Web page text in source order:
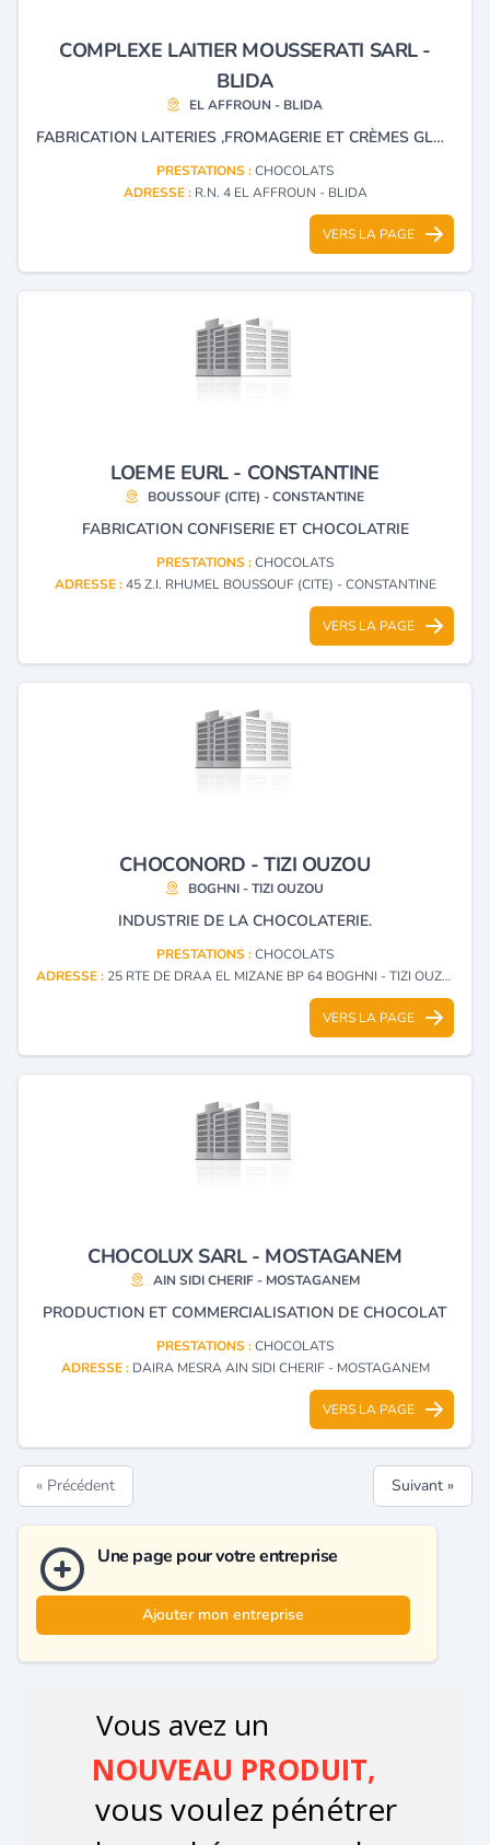
COMPLEXE LAITIER MOUSSERATI SARL -
BLIDA
EL AFFROUN - BLIDA
FABRICATION LAITERIES ,FROMAGERIE ET CRÈMES GLACÉE CHOCOLAT TARTINER
PRESTATIONS :CHOCOLATS
ADRESSE : R.N. 4 EL AFFROUN - BLIDA
VERS LA PAGE
LOEME EURL - CONSTANTINE
BOUSSOUF (CITE) - CONSTANTINE
FABRICATION CONFISERIE ET CHOCOLATRIE
PRESTATIONS :CHOCOLATS
ADRESSE :45 Z.I. RHUMEL BOUSSOUF (CITE) - CONSTANTINE
VERS LA PAGE
CHOCONORD - TIZI OUZOU
BOGHNI - TIZI OUZOU
INDUSTRIE DE LA CHOCOLATERIE.
PRESTATIONS :CHOCOLATS
ADRESSE : 25 RTE DE DRAA EL MIZANE BP 64 BOGHNI - TIZI OUZOU
VERS LA PAGE
CHOCOLUX SARL - MOSTAGANEM
AIN SIDI CHERIF - MOSTAGANEM
PRODUCTION ET COMMERCIALISATION DE CHOCOLAT
PRESTATIONS :CHOCOLATS
ADRESSE : DAIRA MESRA AIN SIDI CHERIF - MOSTAGANEM
VERS LA PAGE
« Précédent Suivant »
Une page pour votre entreprise
Ajouter mon entreprise